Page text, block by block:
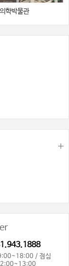
학박물관
/ 점심